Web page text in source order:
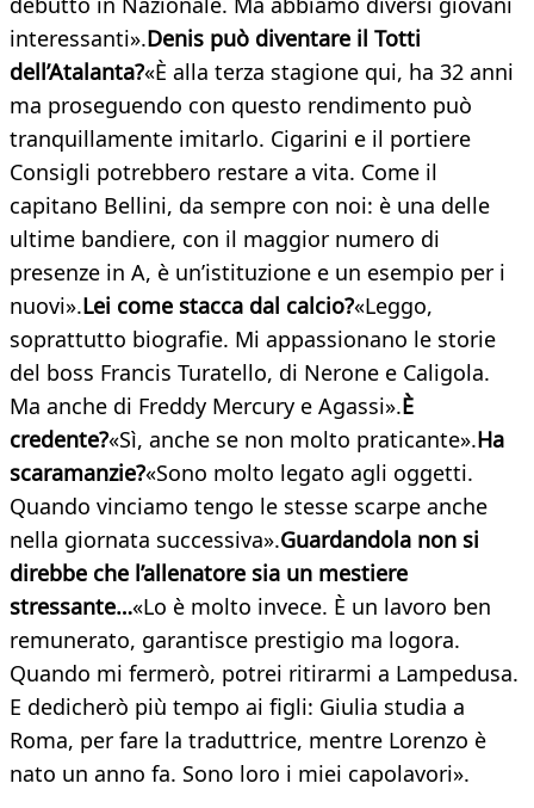
interessanti».Denis può diventare il Totti
dell’Atalanta?«È alla terza stagione qui, ha 32 anni
ma proseguendo con questo rendimento può
tranquillamente imitarlo. Cigarini e il portiere
Consigli potrebbero restare a vita. Come il
capitano Bellini, da sempre con noi: è una delle
ultime bandiere, con il maggior numero di
presenze in A, è un’istituzione e un esempio per i
nuovi».Lei come stacca dal calcio?«Leggo,
soprattutto biografie. Mi appassionano le storie
del boss Francis Turatello, di Nerone e Caligola.
Ma anche di Freddy Mercury e Agassi».È
credente?«Sì, anche se non molto praticante».Ha
scaramanzie?«Sono molto legato agli oggetti.
Quando vinciamo tengo le stesse scarpe anche
nella giornata successiva».Guardandola non si
direbbe che l’allenatore sia un mestiere
stressante…«Lo è molto invece. È un lavoro ben
remunerato, garantisce prestigio ma logora.
Quando mi fermerò, potrei ritirarmi a Lampedusa.
E dedicherò più tempo ai figli: Giulia studia a
Roma, per fare la traduttrice, mentre Lorenzo è
nato un anno fa. Sono loro i miei capolavori».